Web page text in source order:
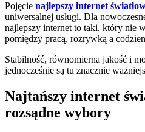
Pojęcie najlepszy internet
uniwersalnej usługi. Dla
najlepszy internet to taki, który nie
pomiędzy pracą, rozrywką a
Stabilność, równomierna jakość i
jednocześnie są tu znacznie
Najtańszy internet
rozsądne wybory